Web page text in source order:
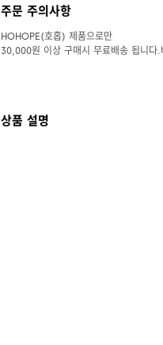
주문 주의사항
HOHOPE(호홉) 제품으로만
30,000원 이상 구매시 무료배송 됩니다
상품 설명